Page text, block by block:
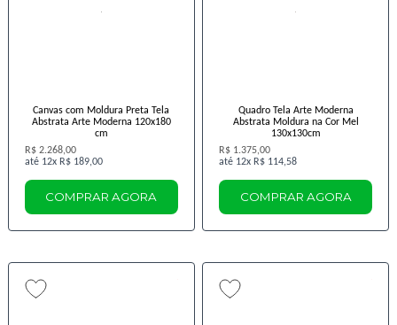
Canvas com Moldura Preta Tela
Abstrata Arte Moderna 120x180
cm
R$ 2.268,00
12x R$ 189,00
COMPRAR AGORA
Quadro Tela Arte Moderna
Abstrata Moldura na Cor Mel
130x130cm
R$ 1.375,00
12x R$ 114,58
COMPRAR AGORA